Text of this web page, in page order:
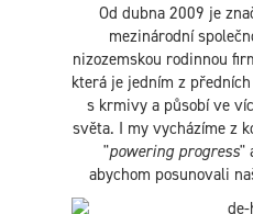
Od dubna 2009 je
mezinárodní
nizozemskou rodinnou
která je jedním z
s krmivy a působí ve
světa. I my vycházíme z